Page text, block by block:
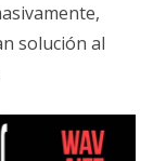
solución al